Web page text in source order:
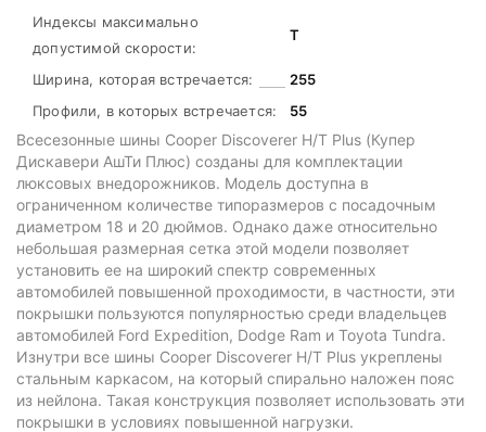
Индексы максимально
допустимой скорости:
T
Ширина, которая встречается:
255
Профили, в которых встречается:
55
Всесезонные шины Cooper Discoverer H/T Plus (Купер
Дискавери АшТи Плюс) созданы для комплектации
люксовых внедорожников. Модель доступна в
ограниченном количестве типоразмеров с посадочным
диаметром 18 и 20 дюймов. Однако даже относительно
небольшая размерная сетка этой модели позволяет
установить ее на широкий спектр современных
автомобилей повышенной проходимости, в частности, эти
покрышки пользуются популярностью среди владельцев
автомобилей Ford Expedition, Dodge Ram и Toyota Tundra.
Изнутри все шины Cooper Discoverer H/T Plus укреплены
стальным каркасом, на который спирально наложен пояс
из нейлона. Такая конструкция позволяет использовать эти
покрышки в условиях повышенной нагрузки.